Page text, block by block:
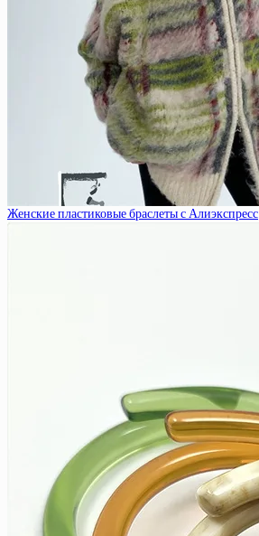
Женские пластиковые браслеты с Алиэкспресс